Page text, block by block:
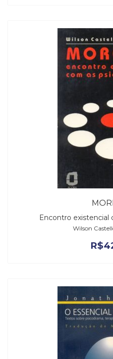
Encontro existencial
Wilson
R$